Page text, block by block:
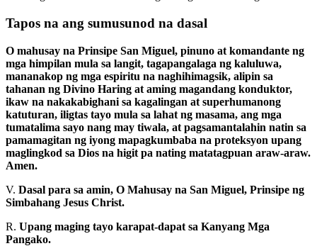
Tapos na ang sumusunod na dasal
O mahusay na Prinsipe San Miguel, pinuno at komandante ng
mga himpilan mula sa langit, tagapangalaga ng kaluluwa,
mananakop ng mga espiritu na naghihimagsik, alipin sa
tahanan ng Divino Haring at aming magandang konduktor,
ikaw na nakakabighani sa kagalingan at superhumanong
katuturan, iligtas tayo mula sa lahat ng masama, ang mga
tumatalima sayo nang may tiwala, at pagsamantalahin natin sa
pamamagitan ng iyong mapagkumbaba na proteksyon upang
maglingkod sa Dios na higit pa nating matatagpuan araw-araw.
Amen.
V. Dasal para sa amin, O Mahusay na San Miguel, Prinsipe ng
Simbahang Jesus Christ.
R. Upang maging tayo karapat-dapat sa Kanyang Mga
Pangako.